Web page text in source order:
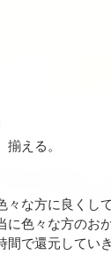
える。
々な方に良くし
色々な方のお
で還元してい